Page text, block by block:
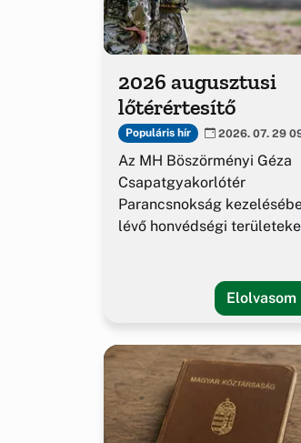
2026 augusztusi
lőtérértesítő
Populáris hír 2026. 07. 29
Az MH Böszörményi Géza
Csapatgyakorlótér
Parancsnokság
lévő honvédségi
Elolvasom